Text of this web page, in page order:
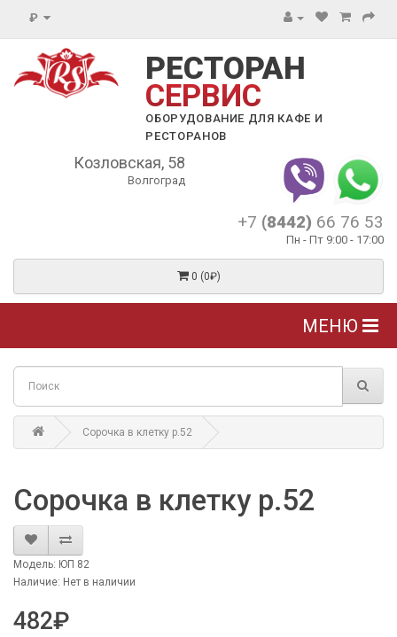
₽
РЕСТОРАН
СЕРВИС
ОБОРУДОВАНИЕ ДЛЯ КАФЕ И
РЕСТОРАНОВ
Козловская, 58
Волгоград
+7 (8442) 66 76 53
Пн - Пт 9:00 - 17:00
0 (0₽)
МЕНЮ
Сорочка в клетку р.52
Сорочка в клетку р.52
Модель: ЮП 82
Наличие: Нет в наличии
482₽